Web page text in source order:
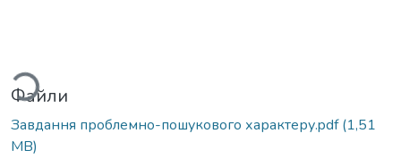
Вантажиться...
Файли
Завдання проблемно-пошукового характеру.pdf(1,51
MB)